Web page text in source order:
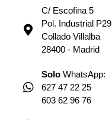
C/ Escofina 5
Pol. Industrial P29
Collado Villalba
28400 - Madrid
Solo WhatsApp:
627 47 22 25
603 62 96 76